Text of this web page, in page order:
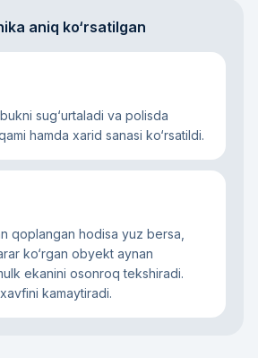
aniq ko‘rsatilgan
sug‘urtaladi va polisda
hamda xarid sanasi ko‘rsatildi.
qoplangan hodisa yuz bersa,
ko‘rgan obyekt aynan
ekanini osonroq tekshiradi.
kamaytiradi.